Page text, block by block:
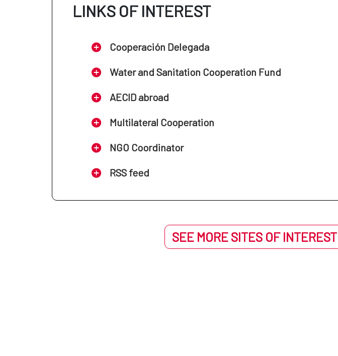
LINKS OF INTEREST
Cooperación Delegada
Water and Sanitation Cooperation Fund
AECID abroad
Multilateral Cooperation
NGO Coordinator
RSS feed
SEE MORE SITES OF INTEREST